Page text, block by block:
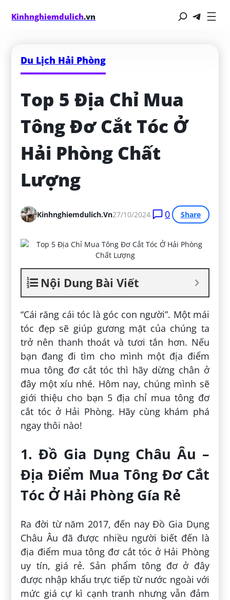
Kinhnghiemdulich.vn
Du Lịch Hải Phòng
Top 5 Địa Chỉ Mua
Tông Đơ Cắt Tóc Ở
Hải Phòng Chất
Lượng
Kinhnghiemdulich.vn27/10/2024 0 Share
Nội Dung Bài Viết
“Cái răng cái tóc là góc con người”. Một mái
tóc đẹp sẽ giúp gương mặt của chúng ta
trở nên thanh thoát và tươi tắn hơn. Nếu
bạn đang đi tìm cho mình một địa điểm
mua tông đơ cắt tóc thì hãy dừng chân ở
đây một xíu nhé. Hôm nay, chúng mình sẽ
giới thiệu cho bạn 5 địa chỉ mua tông đơ
cắt tóc ở Hải Phòng. Hãy cùng khám phá
ngay thôi nào!
1. Đồ Gia Dụng Châu Âu –
Địa Điểm Mua Tông Đơ Cắt
Tóc Ở Hải Phòng Gía Rẻ
Ra đời từ năm 2017, đến nay Đồ Gia Dụng
Châu Âu đã được nhiều người biết đến là
địa điểm mua tông đơ cắt tóc ở Hải Phòng
uy tín, giá rẻ. Sản phẩm tông đơ ở đây
được nhập khẩu trực tiếp từ nước ngoài với
mức giá cự kì cạnh tranh nhưng vẫn đảm